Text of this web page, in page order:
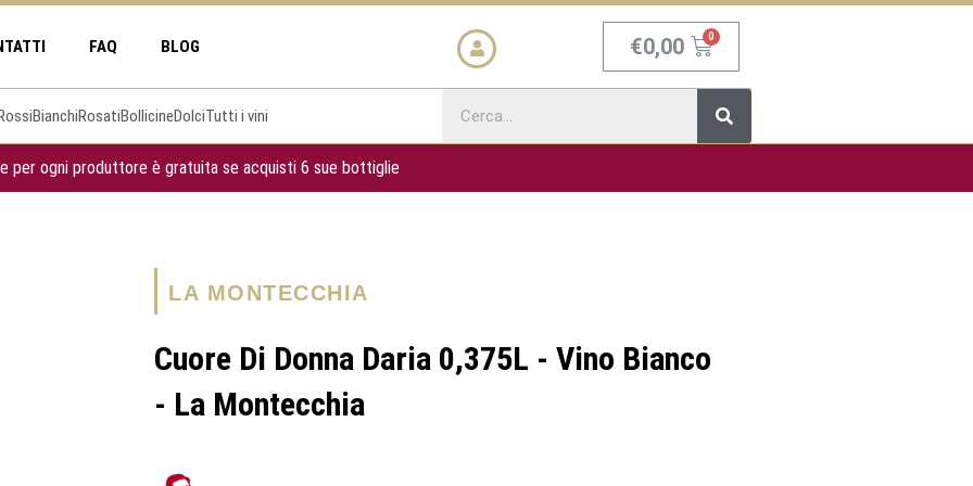
FAQ BLOG €0,00 Carrello
BianchiRosatiBollicineDolciTutti i vini
Cerca
per ogni produttore è gratuita se acquisti 6 sue bottiglie
LA MONTECCHIA
Cuore Di Donna Daria 0,375L - Vino Bianco
- La Montecchia